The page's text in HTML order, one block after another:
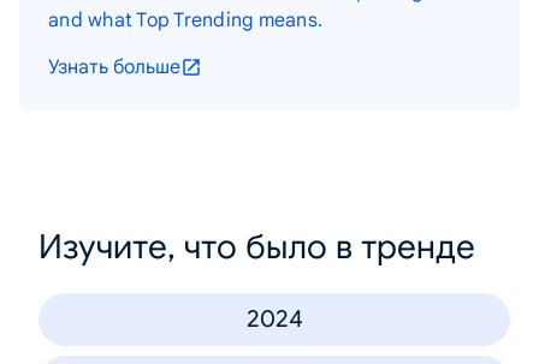
and what Top Trending means.
Узнать больше
Изучите, что было в тренде
2024